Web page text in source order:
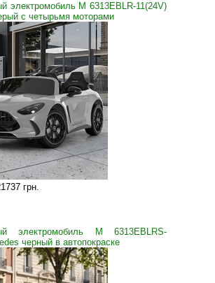
электромобиль M 6313EBLR-11(24V)
с четырьмя моторами
грн.
электромобиль M 6313EBLRS-
черный в автопокраске